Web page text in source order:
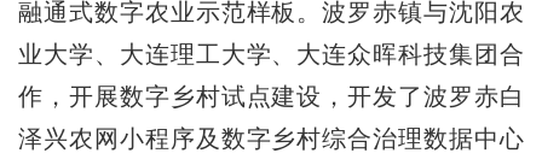
融通式数字农业示范样板。波罗赤镇与沈阳农
业大学、大连理工大学、大连众晖科技集团合
作，开展数字乡村试点建设，开发了波罗赤白
泽兴农网小程序及数字乡村综合治理数据中心